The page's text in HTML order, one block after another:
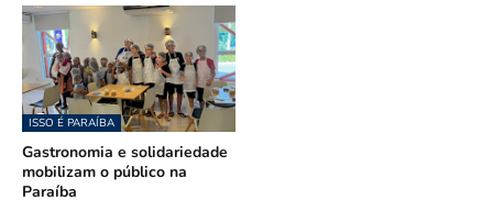
ISSO É PARAÍBA
Gastronomia e solidariedade
mobilizam o público na
Paraíba